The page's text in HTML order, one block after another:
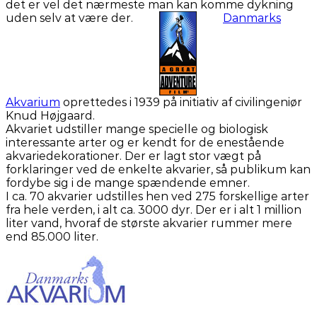
det er vel det nærmeste man kan komme dykning
uden selv at være der.
Danmarks
Akvarium oprettedes i 1939 på initiativ af civilingeniør
Knud Højgaard.
Akvariet udstiller mange specielle og biologisk
interessante arter og er kendt for de enestående
akvariedekorationer. Der er lagt stor vægt på
forklaringer ved de enkelte akvarier, så publikum kan
fordybe sig i de mange spændende emner.
I ca. 70 akvarier udstilles hen ved 275 forskellige arter
fra hele verden, i alt ca. 3000 dyr. Der er i alt 1 million
liter vand, hvoraf de største akvarier rummer mere
end 85.000 liter.